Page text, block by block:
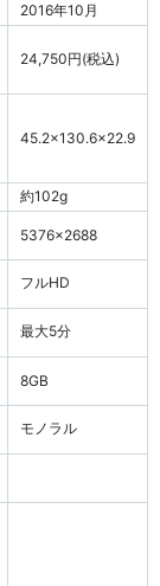
2016年10月
24,750円(税込)
45.2×130.6×22.9
約102g
5376×2688
フルHD
最大5分
8GB
モノラル